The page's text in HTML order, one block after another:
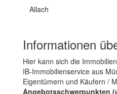
Allach
Informationen
Hier kann sich die
IB-Immobilienservice aus
Eigentümern und Käufern /
Angebotsschwerpunkten